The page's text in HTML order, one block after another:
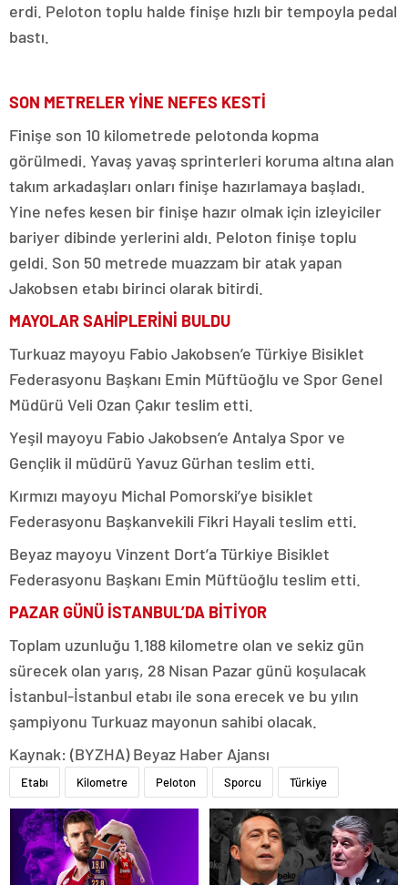
erdi. Peloton toplu halde finişe hızlı bir tempoyla pedal
bastı.
SON METRELER YİNE NEFES KESTİ
Finişe son 10 kilometrede pelotonda kopma
görülmedi. Yavaş yavaş sprinterleri koruma altına alan
takım arkadaşları onları finişe hazırlamaya başladı.
Yine nefes kesen bir finişe hazır olmak için izleyiciler
bariyer dibinde yerlerini aldı. Peloton finişe toplu
geldi. Son 50 metrede muazzam bir atak yapan
Jakobsen etabı birinci olarak bitirdi.
MAYOLAR SAHİPLERİNİ BULDU
Turkuaz mayoyu Fabio Jakobsen’e Türkiye Bisiklet
Federasyonu Başkanı Emin Müftüoğlu ve Spor Genel
Müdürü Veli Ozan Çakır teslim etti.
Yeşil mayoyu Fabio Jakobsen’e Antalya Spor ve
Gençlik il müdürü Yavuz Gürhan teslim etti.
Kırmızı mayoyu Michal Pomorski’ye bisiklet
Federasyonu Başkanvekili Fikri Hayali teslim etti.
Beyaz mayoyu Vinzent Dort’a Türkiye Bisiklet
Federasyonu Başkanı Emin Müftüoğlu teslim etti.
PAZAR GÜNÜ İSTANBUL’DA BİTİYOR
Toplam uzunluğu 1.188 kilometre olan ve sekiz gün
sürecek olan yarış, 28 Nisan Pazar günü koşulacak
İstanbul-İstanbul etabı ile sona erecek ve bu yılın
şampiyonu Turkuaz mayonun sahibi olacak.
Kaynak: (BYZHA) Beyaz Haber Ajansı
Etabı Kilometre Peloton Sporcu Türkiye